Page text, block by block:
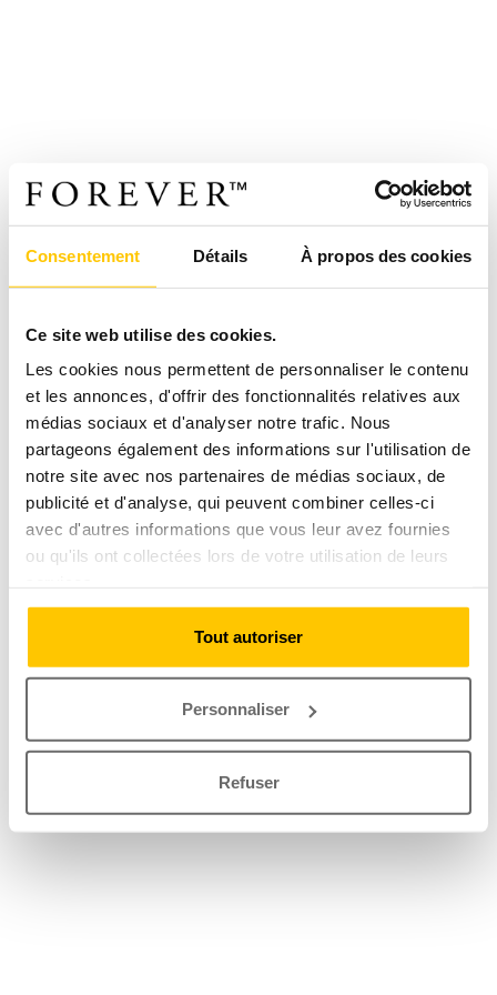
Consentement Détails À propos des cookies
Ce site web utilise des cookies.
Les cookies nous permettent de personnaliser le contenu
et les annonces, d'offrir des fonctionnalités relatives aux
médias sociaux et d'analyser notre trafic. Nous
partageons également des informations sur l'utilisation de
notre site avec nos partenaires de médias sociaux, de
publicité et d'analyse, qui peuvent combiner celles-ci
avec d'autres informations que vous leur avez fournies
ou qu'ils ont collectées lors de votre utilisation de leurs
Tout autoriser
Personnaliser
Refuser